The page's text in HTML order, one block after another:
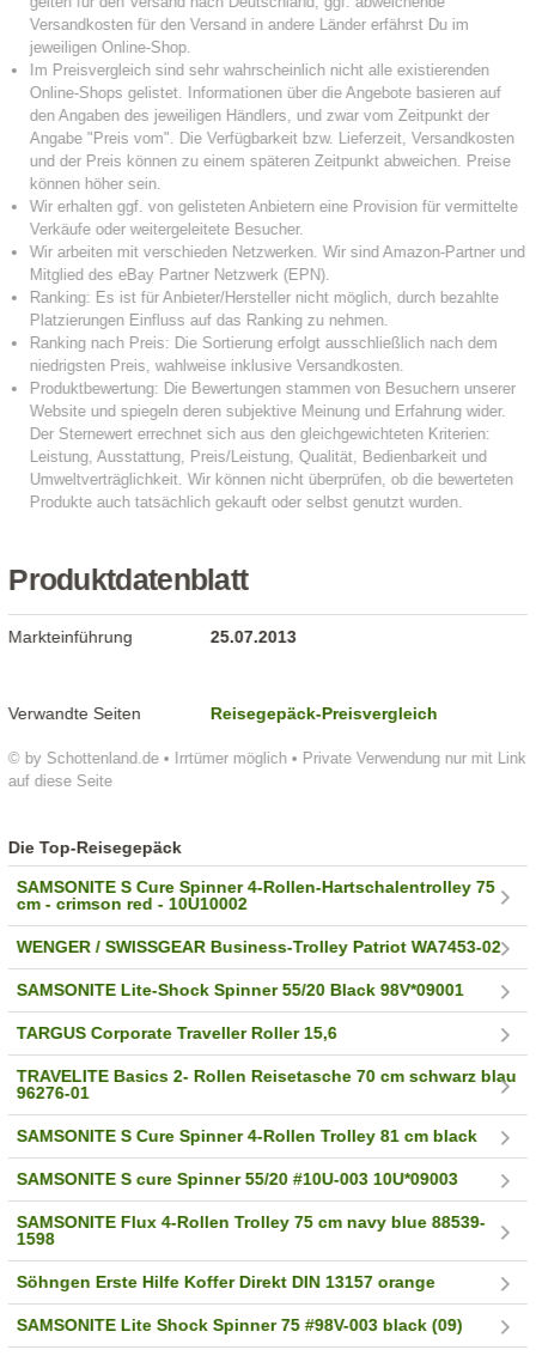
Produktdatenblatt
© by Schottenland.de • Irrtümer möglich • Private Verwendung nur mit Link
auf diese Seite
Markteinführung 25.07.2013
Verwandte Seiten Reisegepäck-Preisvergleich
Die Top-Reisegepäck
SAMSONITE S Cure Spinner 4-Rollen-Hartschalentrolley 75
cm - crimson red - 10U10002
WENGER / SWISSGEAR Business-Trolley Patriot WA7453-02
SAMSONITE Lite-Shock Spinner 55/20 Black 98V*09001
TARGUS Corporate Traveller Roller 15,6
TRAVELITE Basics 2- Rollen Reisetasche 70 cm schwarz blau
96276-01
SAMSONITE S Cure Spinner 4-Rollen Trolley 81 cm black
SAMSONITE S cure Spinner 55/20 #10U-003 10U*09003
SAMSONITE Flux 4-Rollen Trolley 75 cm navy blue 88539-
1598
Söhngen Erste Hilfe Koffer Direkt DIN 13157 orange
SAMSONITE Lite Shock Spinner 75 #98V-003 black (09)